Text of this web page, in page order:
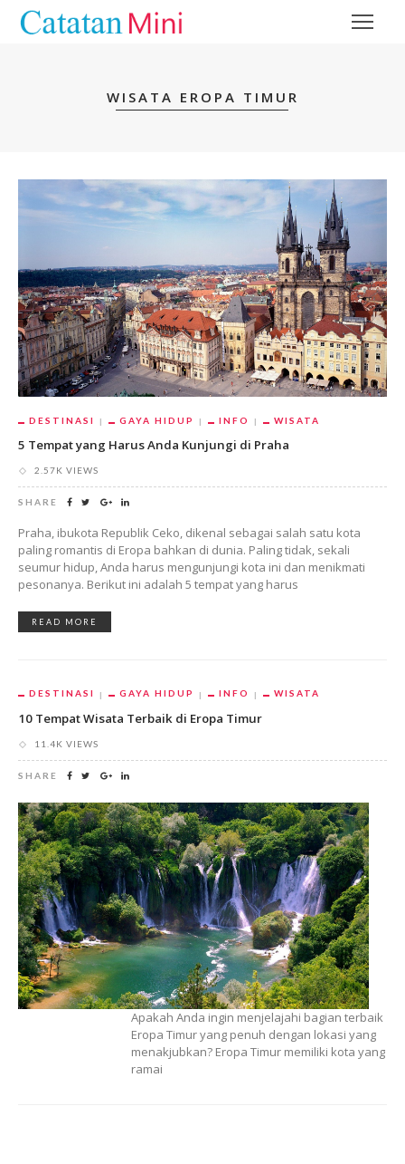
WISATA EROPA TIMUR
DESTINASI GAYA HIDUP INFO WISATA
5 Tempat yang Harus Anda Kunjungi di Praha
2.57K VIEWS
SHARE
Praha, ibukota Republik Ceko, dikenal sebagai salah satu kota
paling romantis di Eropa bahkan di dunia. Paling tidak, sekali
seumur hidup, Anda harus mengunjungi kota ini dan menikmati
pesonanya. Berikut ini adalah 5 tempat yang harus
READ MORE
DESTINASI GAYA HIDUP INFO WISATA
10 Tempat Wisata Terbaik di Eropa Timur
11.4K VIEWS
SHARE
Apakah Anda ingin menjelajahi bagian terbaik
Eropa Timur yang penuh dengan lokasi yang
menakjubkan? Eropa Timur memiliki kota yang
ramai